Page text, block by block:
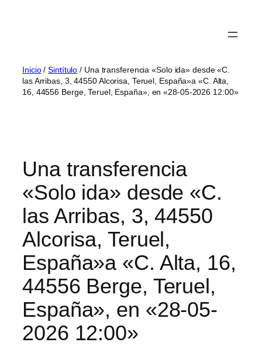
Inicio/Sintítulo / Una transferencia «Solo ida» desde «C.
las Arribas, 3, 44550 Alcorisa, Teruel, España»a «C. Alta,
16, 44556 Berge, Teruel, España», en «28-05-2026 12:00»
Una transferencia
«Solo ida» desde «C.
las Arribas, 3, 44550
Alcorisa, Teruel,
España»a «C. Alta, 16,
44556 Berge, Teruel,
España», en «28-05-
2026 12:00»